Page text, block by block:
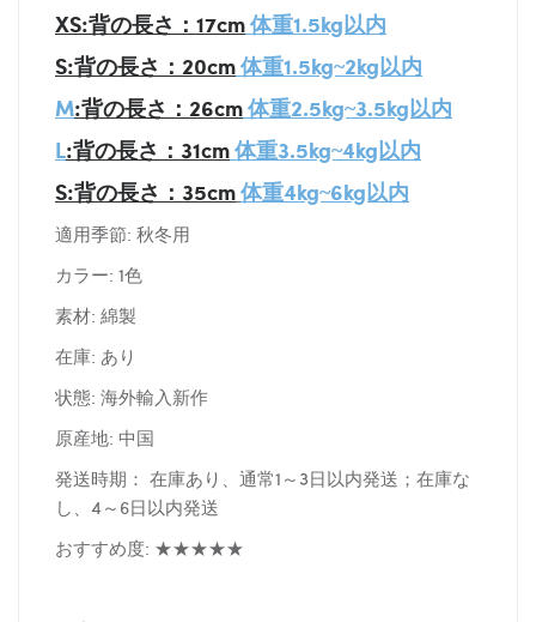
XS:背の長さ：17cm体重1.5kg以内
S:背の長さ：20cm体重1.5kg~2kg以内
M:背の長さ：26cm体重2.5kg~3.5kg以内
L:背の長さ：31cm体重3.5kg~4kg以内
S:背の長さ：35cm体重4kg~6kg以内
適用季節: 秋冬用
カラー: 1色
素材: 綿製
在庫: あり
状態: 海外輸入新作
原産地: 中国
発送時期： 在庫あり、通常1～3日以内発送；在庫な
し、4～6日以内発送
おすすめ度: ★★★★★